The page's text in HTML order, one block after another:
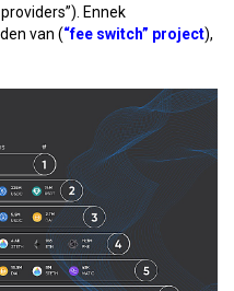
Ennek
van (“fee switch” project),